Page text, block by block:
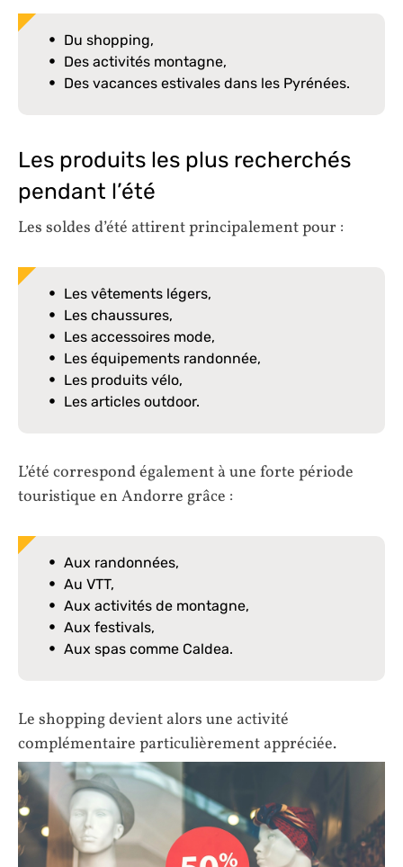
Du shopping,
Des activités montagne,
Des vacances estivales dans les Pyrénées.
Les produits les plus recherchés
pendant l’été
Les soldes d’été attirent principalement pour :
Les vêtements légers,
Les chaussures,
Les accessoires mode,
Les équipements randonnée,
Les produits vélo,
Les articles outdoor.
L’été correspond également à une forte période
touristique en Andorre grâce :
Aux randonnées,
Au VTT,
Aux activités de montagne,
Aux festivals,
Aux spas comme Caldea.
Le shopping devient alors une activité
complémentaire particulièrement appréciée.